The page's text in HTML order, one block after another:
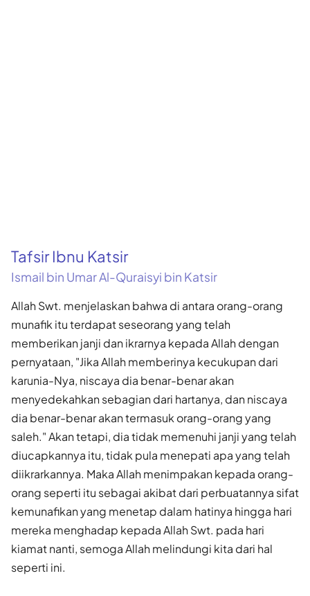
Tafsir Ibnu Katsir
Ismail bin Umar Al-Quraisyi bin Katsir
Allah Swt. menjelaskan bahwa di antara orang-orang
munafik itu terdapat seseorang yang telah
memberikan janji dan ikrarnya kepada Allah dengan
pernyataan, "Jika Allah memberinya kecukupan dari
karunia-Nya, niscaya dia benar-benar akan
menyedekahkan sebagian dari hartanya, dan niscaya
dia benar-benar akan termasuk orang-orang yang
saleh." Akan tetapi, dia tidak memenuhi janji yang telah
diucap­kannya itu, tidak pula menepati apa yang telah
diikrarkannya. Maka Allah menimpakan kepada orang-
orang seperti itu sebagai akibat dari perbuatannya sifat
kemunafikan yang menetap dalam hatinya hingga hari
mereka menghadap kepada Allah Swt. pada hari
kiamat nanti, semoga Allah melindungi kita dari hal
seperti ini.